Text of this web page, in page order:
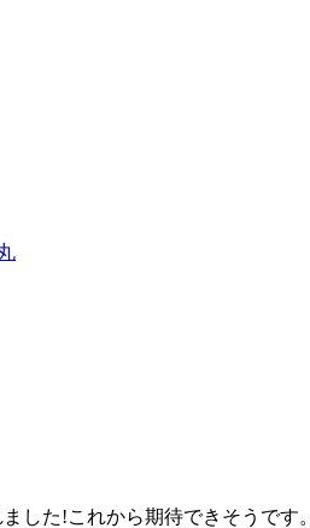
した!これから期待できそうです。